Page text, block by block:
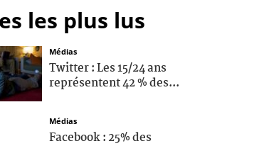
les plus lus
Médias
Twitter : Les 15/24 ans
représentent 42 % des...
Médias
Facebook : 25% des